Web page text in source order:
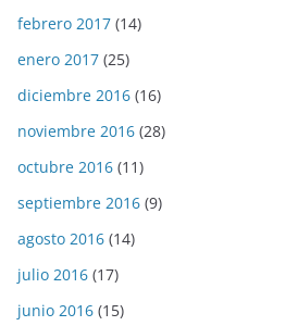
febrero 2017 (14)
enero 2017 (25)
diciembre 2016 (16)
noviembre 2016 (28)
octubre 2016 (11)
septiembre 2016 (9)
agosto 2016 (14)
julio 2016 (17)
junio 2016 (15)